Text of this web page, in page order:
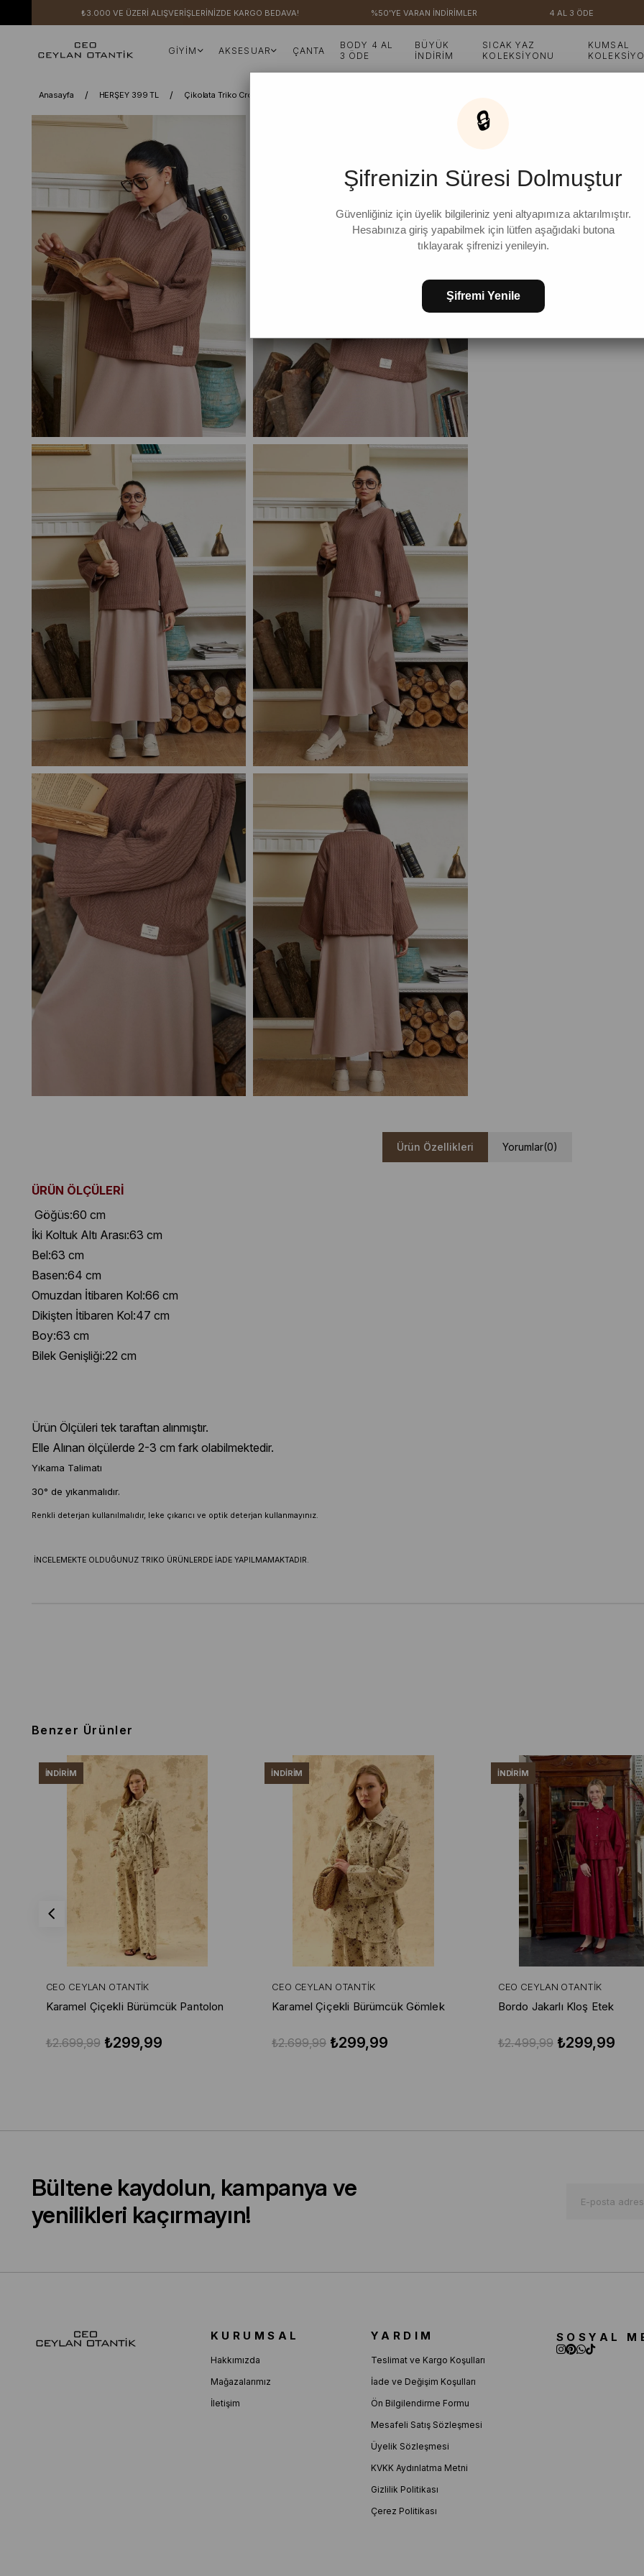
₺3.000 VE ÜZERİ ALIŞVERİŞLERİNİZDE KARGO BEDAVA! %50'YE VARAN İNDİRİMLER 4 AL 3 ÖDE
GİYİM AKSESUAR ÇANTA
BODY 4 AL
3 ÖDE
BÜYÜK
İNDİRİM
SICAK YAZ
KOLEKSİYONU
KUMSAL
Anasayfa HERŞEY 399 TL Çikolata Triko Crop
Çikolata Triko Crop
FAVORILERE EKLE
Ürün Özellikleri Yorumlar(0)
ÜRÜN ÖLÇÜLERİ
Göğüs:60 cm
İki Koltuk Altı Arası:63 cm
Bel:63 cm
Basen:64 cm
Omuzdan İtibaren Kol:66 cm
Dikişten İtibaren Kol:47 cm
Boy:63 cm
Bilek Genişliği:22 cm
Ürün Ölçüleri tek taraftan alınmıştır.
Elle Alınan ölçülerde 2-3 cm fark olabilmektedir.
Yıkama Talimatı
30° de yıkanmalıdır.
Renkli deterjan kullanılmalıdır, leke çıkarıcı ve optik deterjan kullanmayınız.
İNCELEMEKTE OLDUĞUNUZ TRIKO ÜRÜNLERDE İADE YAPILMAMAKTADIR.
Benzer Ürünler
CEO CEYLAN OTANTIK
Karamel Çiçekli Bürümcük Pantolon
₺299,99
₺2.699,99
İNDIRIM
CEO CEYLAN OTANTIK
Karamel Çiçekli Bürümcük Gömlek
₺299,99
₺2.699,99
İNDIRIM
CEO CEYLAN OTANTIK
Bordo Jakarlı Kloş Etek
₺299,99
₺2.499,99
İNDIRIM
Bültene kaydolun, kampanya ve
yenilikleri kaçırmayın!
KURUMSAL
Hakkımızda
Mağazalarımız
İletişim
YARDIM
Teslimat ve Kargo Koşulları
İade ve Değişim Koşulları
Ön Bilgilendirme Formu
Mesafeli Satış Sözleşmesi
Üyelik Sözleşmesi
KVKK Aydınlatma Metni
Gizlilik Politikası
Çerez Politikası
SOSYAL
🔒
Şifrenizin Süresi Dolmuştur
Güvenliğiniz için üyelik bilgileriniz yeni altyapımıza aktarılmıştır.
Hesabınıza giriş yapabilmek için lütfen aşağıdaki butona
tıklayarak şifrenizi yenileyin.
Şifremi Yenile